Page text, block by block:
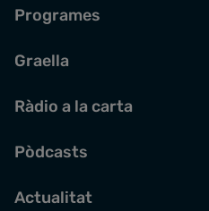
Programes
Graella
Ràdio a la carta
Pòdcasts
Actualitat